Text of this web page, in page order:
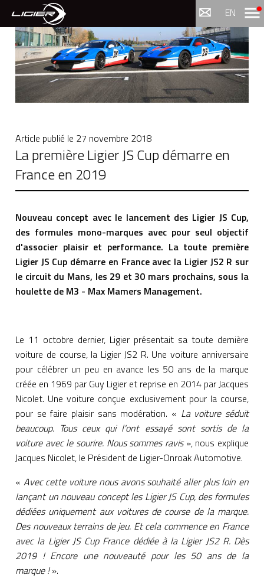
EN Menu
Article publié le 27 novembre 2018
La première Ligier JS Cup démarre en
France en 2019
Nouveau concept avec le lancement des Ligier JS Cup,
des formules mono-marques avec pour seul objectif
d'associer plaisir et performance. La toute première
Ligier JS Cup démarre en France avec la Ligier JS2 R sur
le circuit du Mans, les 29 et 30 mars prochains, sous la
houlette de M3 - Max Mamers Management.
Le 11 octobre dernier, Ligier présentait sa toute dernière
voiture de course, la Ligier JS2 R. Une voiture anniversaire
pour célébrer un peu en avance les 50 ans de la marque
créée en 1969 par Guy Ligier et reprise en 2014 par Jacques
Nicolet. Une voiture conçue exclusivement pour la course,
pour se faire plaisir sans modération. « La voiture séduit
beaucoup. Tous ceux qui l'ont essayé sont sortis de la
voiture avec le sourire. Nous sommes ravis», nous explique
Jacques Nicolet, le Président de Ligier-Onroak Automotive.
« Avec cette voiture nous avons souhaité aller plus loin en
lançant un nouveau concept les Ligier JS Cup, des formules
dédiées uniquement aux voitures de course de la marque.
Des nouveaux terrains de jeu. Et cela commence en France
avec la Ligier JS Cup France dédiée à la Ligier JS2 R. Dès
2019 ! Encore une nouveauté pour les 50 ans de la
marque !».